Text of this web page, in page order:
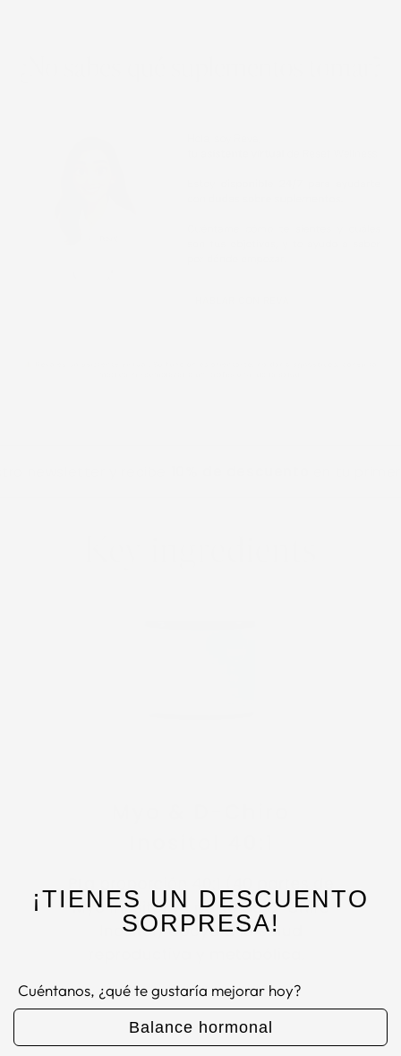
¡TIENES UN DESCUENTO
SORPRESA!
Cuéntanos, ¿qué te gustaría mejorar hoy?
Balance hormonal